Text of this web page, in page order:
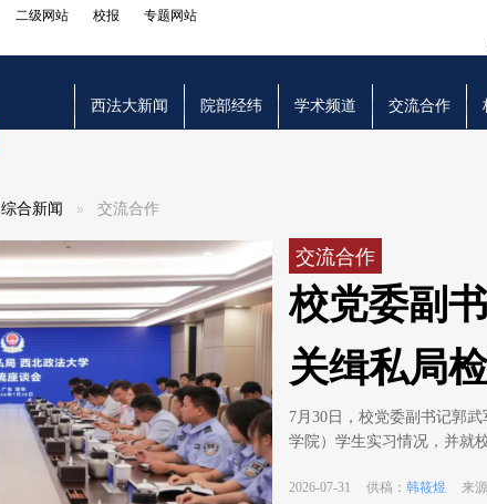
二级网站 校报 专题网站
西法大新闻 院部经纬 学术频道 交流合作
综合新闻 交流合作
交流合作
校党委副
关缉私局
看望校友
7月30日，校党委副书记郭
学院）学生实习情况，并就
2026-07-31 供稿： 韩筱煜 来源